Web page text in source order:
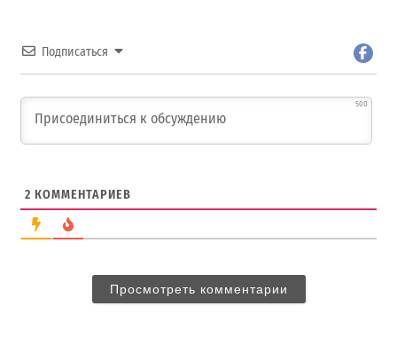
Подписаться
500
2 КОММЕНТАРИЕВ
Просмотреть комментарии